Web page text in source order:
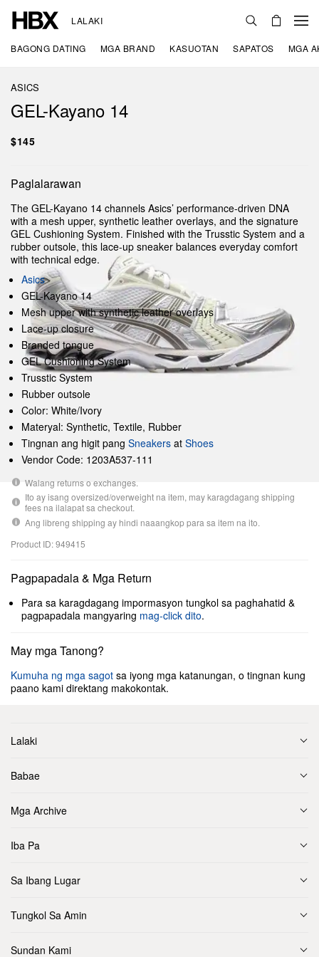
LALAKI
BAGONG DATING MGA BRAND KASUOTAN SAPATOS MGA
ASICS
GEL-Kayano 14
$145
Paglalarawan
The GEL-Kayano 14 channels Asics’ performance-driven DNA
with a mesh upper, synthetic leather overlays, and the signature
GEL Cushioning System. Finished with the Trusstic System and a
rubber outsole, this lace-up sneaker balances everyday comfort
with technical edge.
Asics
GEL-Kayano 14
Mesh upper with synthetic leather overlays
Lace-up closure
Branded tongue
GEL Cushioning System
Trusstic System
Rubber outsole
Color: White/Ivory
Materyal: Synthetic, Textile, Rubber
Tingnan ang higit pang Sneakers at Shoes
Vendor Code: 1203A537-111
Walang returns o exchanges.
Ito ay isang oversized/overweight na item, may karagdagang shipping
fees na ilalapat sa checkout.
Ang libreng shipping ay hindi naaangkop para sa item na ito.
Product ID: 949415
Pagpapadala & Mga Return
Para sa karagdagang impormasyon tungkol sa paghahatid &
pagpapadala mangyaring mag-click dito.
May mga Tanong?
Kumuha ng mga sagot sa iyong mga katanungan, o tingnan kung
paano kami direktang makokontak.
Lalaki
Babae
Mga Archive
Iba Pa
Sa Ibang Lugar
Tungkol Sa Amin
Sundan Kami